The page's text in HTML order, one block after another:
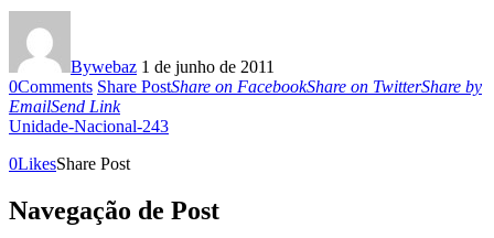
Bywebaz 1 de junho de 2011
0Comments Share PostShare on FacebookShare on TwitterShare by
EmailSend Link
Unidade-Nacional-243
0LikesShare Post
Navegação de Post